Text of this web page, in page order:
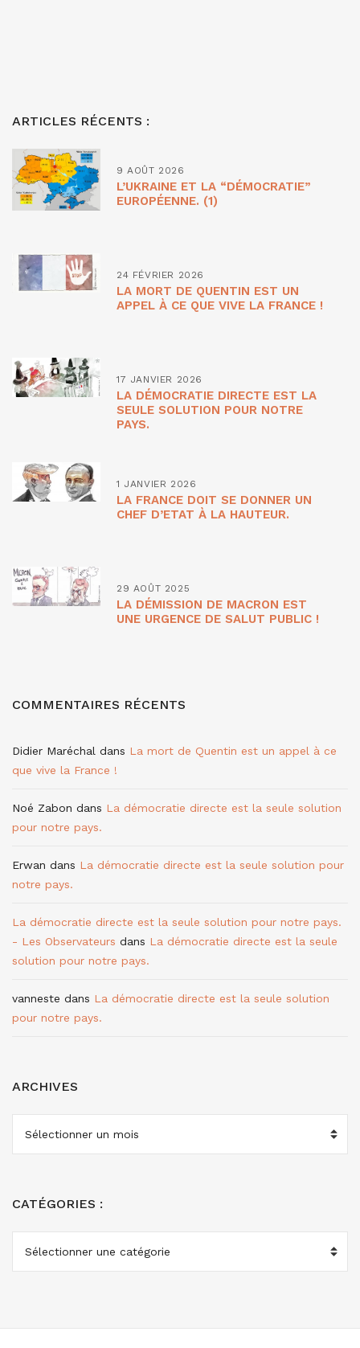
ARTICLES RÉCENTS :
9 AOÛT 2026
L’UKRAINE ET LA “DÉMOCRATIE”
EUROPÉENNE. (1)
24 FÉVRIER 2026
LA MORT DE QUENTIN EST UN
APPEL À CE QUE VIVE LA FRANCE !
17 JANVIER 2026
LA DÉMOCRATIE DIRECTE EST LA
SEULE SOLUTION POUR NOTRE
PAYS.
1 JANVIER 2026
LA FRANCE DOIT SE DONNER UN
CHEF D’ETAT À LA HAUTEUR.
29 AOÛT 2025
LA DÉMISSION DE MACRON EST
UNE URGENCE DE SALUT PUBLIC !
COMMENTAIRES RÉCENTS
Didier Maréchal dans La mort de Quentin est un appel à ce
que vive la France !
Noé Zabon dans La démocratie directe est la seule solution
pour notre pays.
Erwan dans La démocratie directe est la seule solution pour
notre pays.
La démocratie directe est la seule solution pour notre pays.
- Les Observateurs dans La démocratie directe est la seule
solution pour notre pays.
vanneste dans La démocratie directe est la seule solution
pour notre pays.
ARCHIVES
ARCHIVES
CATÉGORIES :
CATÉGORIES